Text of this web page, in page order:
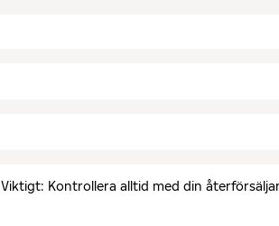
Viktigt: Kontrollera alltid med din